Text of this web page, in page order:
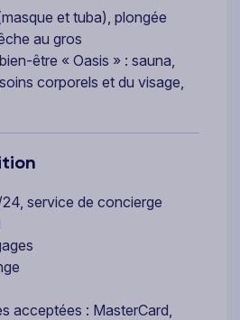
et tuba), plongée
au gros
être « Oasis » : sauna,
corporels et du visage,
service de concierge
acceptées : MasterCard,